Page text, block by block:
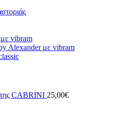
vibram
Alexander με vibram
CABRINI 25,00€